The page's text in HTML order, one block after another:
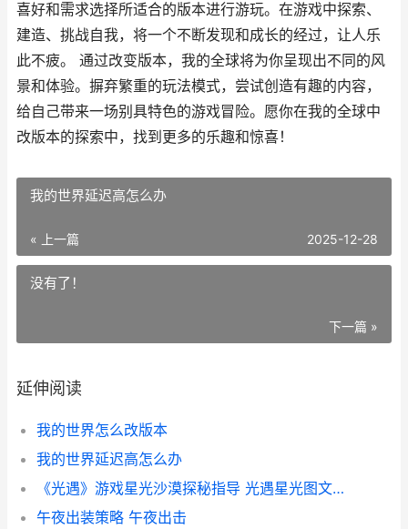
喜好和需求选择所适合的版本进行游玩。在游戏中探索、
建造、挑战自我，将一个不断发现和成长的经过，让人乐
此不疲。 通过改变版本，我的全球将为你呈现出不同的风
景和体验。摒弃繁重的玩法模式，尝试创造有趣的内容，
给自己带来一场别具特色的游戏冒险。愿你在我的全球中
改版本的探索中，找到更多的乐趣和惊喜！
我的世界延迟高怎么办
« 上一篇 2025-12-28
没有了！
下一篇 »
延伸阅读
我的世界怎么改版本
我的世界延迟高怎么办
《光遇》游戏星光沙漠探秘指导 光遇星光图文攻略
午夜出装策略 午夜出击